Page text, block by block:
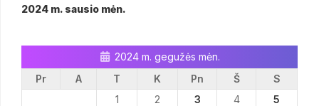
2024 m. sausio mėn.
2024 m. gegužės mėn.
Pr
A T K Pn Š
S
1
2 3 4
5